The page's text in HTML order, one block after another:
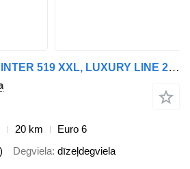
Mercedes-Benz SPRINTER 519 XXL, LUXURY LINE 20+1 !
20 km
Euro 6
Degviela dīzeļdegviela